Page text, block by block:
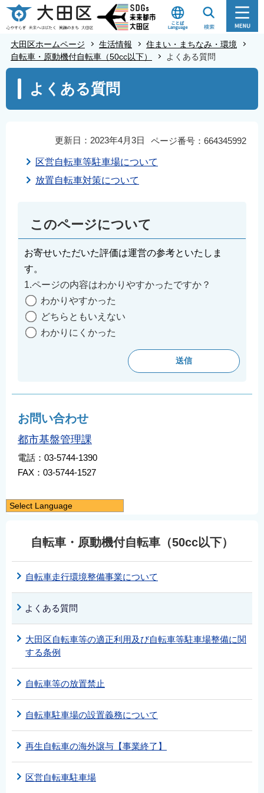
こ
の
ジ
大田区ホームページ 生活情報
住まい・まちなみ・環境
自転車・原動機付自転車（50cc以下）
よくある質問
こ
よくある質問
ページ番号：664345992
更新日：2023年4月3日
区営自転車等駐車場について
放置自転車対策について
このページについて
お寄せいただいた評価は運営の参考といたしま
す。
1.ページの内容はわかりやすかったですか？
わかりやすかった
どちらともいえない
わかりにくかった
お問い合わせ
都市基盤管理課
電話：03-5744-1390
FAX：03-5744-1527
自転車・原動機付自転車（50cc以下）
自転車走行環境整備事業について
よくある質問
大田区自転車等の適正利用及び自転車等駐車場整備に関
する条例
自転車等の放置禁止
自転車駐車場の設置義務について
再生自転車の海外譲与【事業終了】
区営自転車駐車場
Select Language
English
繁體中文
한국어
नेपाली